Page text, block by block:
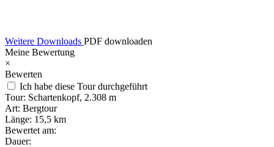
Weitere Downloads PDF downloaden
Meine Bewertung
×
Bewerten
Ich habe diese Tour durchgeführt
Tour: Schartenkopf, 2.308 m
Art: Bergtour
Länge: 15,5 km
Bewertet am:
Dauer: